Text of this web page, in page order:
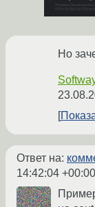
Но
Ответ на:
14:42:04 +00:00